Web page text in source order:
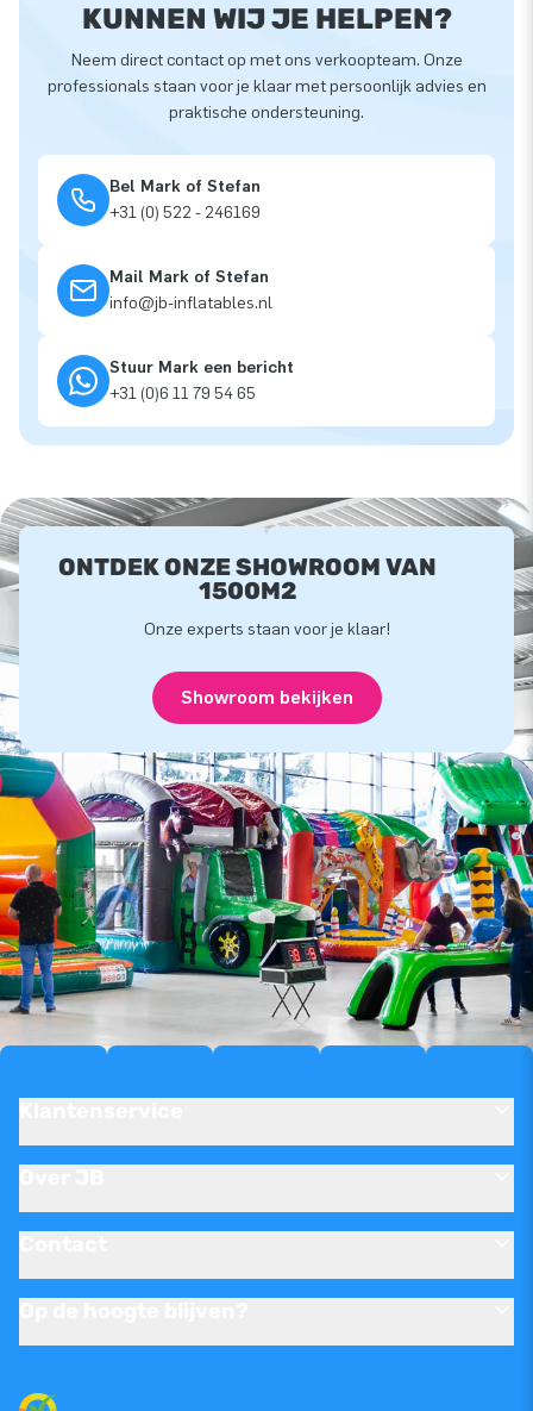
KUNNEN WIJ JE HELPEN?
Neem direct contact op met ons verkoopteam. Onze
professionals staan voor je klaar met persoonlijk advies en
praktische ondersteuning.
Bel Mark of Stefan
+31 (0) 522 - 246169
Mail Mark of Stefan
info@jb-inflatables.nl
Stuur Mark een bericht
+31 (0)6 11 79 54 65
ONTDEK ONZE SHOWROOM VAN
1500M2
Onze experts staan voor je klaar!
Showroom bekijken